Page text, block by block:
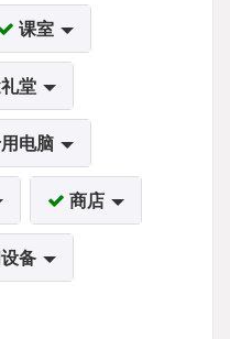
课室
堂
电脑
商店
备